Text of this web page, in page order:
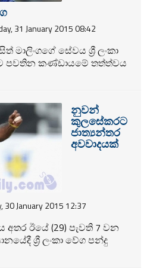
31 January 2015 08:42
මාලිංගගේ සේවය ශ්‍රී ලංකා
පවතින කණ්‌ඩායමේ තත්ත්වය
ගනු ඇතැයි තමා විශ්වාස
තුන් ඉරියව් ක්‍රීඩක
කර තිබේ.
නුවන්
කුලසේකරට
ජාත්‍යන්තර
අවවාදයක්
30 January 2015 12:37
ඊයේ (29) පැවති 7 වන
ශ්‍රී ලංකා වේග පන්දු
නිල අවවාදයක් කර තිබේ.